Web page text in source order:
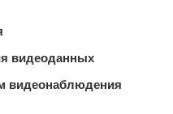
видеоданных
видеонаблюдения